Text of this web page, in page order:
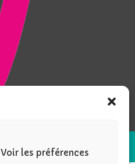
Voir les préférences